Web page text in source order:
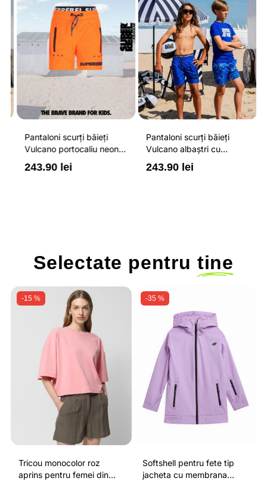
Pantaloni scurți băieți
Vulcano portocaliu neon
cu buzunare cu fermoar,
impermeabili și talie
243.90 lei
Pantaloni scurți băieți
Vulcano albaștri cu
buzunare cu fermoar,
impermeabili și talie
243.90 lei
Selectate pentru tine
-15 %
Tricou monocolor roz
aprins pentru femei din
-35 %
Softshell pentru fete tip
jacheta cu membrana